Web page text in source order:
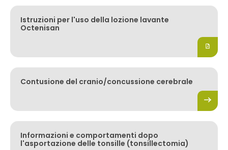
Istruzioni per l'uso della lozione lavante
Octenisan
Contusione del cranio/concussione cerebrale
Informazioni e comportamenti dopo
l'asportazione delle tonsille (tonsillectomia)